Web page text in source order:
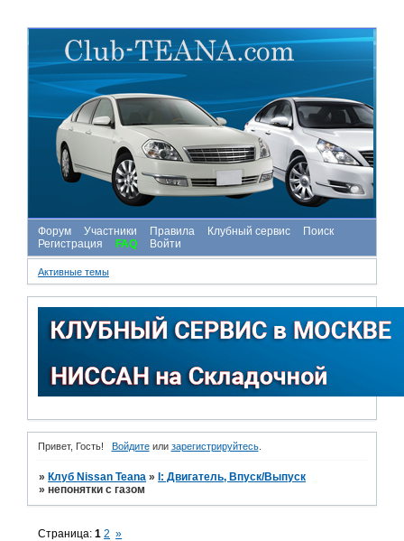
Форум Участники Правила Клубный сервис
Поиск
Регистрация
FAQ Войти
Активные темы
Привет, Гость! Войдитеили зарегистрируйтесь.
» Клуб Nissan Teana » I: Двигатель, Впуск/Выпуск
»непонятки с газом
Страница:1 2 »